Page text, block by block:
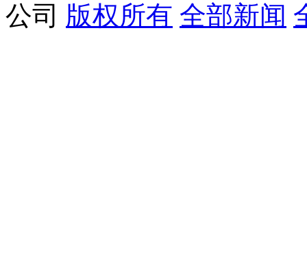
公司 版权所有 全部新闻